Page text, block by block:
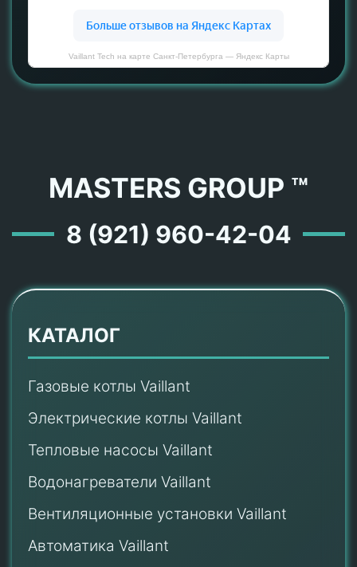
Vaillant Tech на карте Санкт‑Петербурга — Яндекс Карты
MASTERS GROUP ™
8 (921) 960-42-04
КАТАЛОГ
Газовые котлы Vaillant
Электрические котлы Vaillant
Тепловые насосы Vaillant
Водонагреватели Vaillant
Вентиляционные установки Vaillant
Автоматика Vaillant